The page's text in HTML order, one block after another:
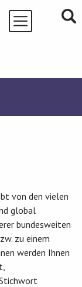
von den vielen
global
bundesweiten
zu einem
werden Ihnen